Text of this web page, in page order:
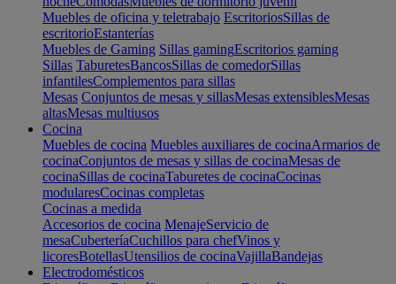
Muebles de oficina y teletrabajo EscritoriosSillas de
escritorioEstanterías
Muebles de Gaming Sillas gamingEscritorios gaming
Sillas TaburetesBancosSillas de comedorSillas
infantilesComplementos para sillas
Mesas Conjuntos de mesas y sillasMesas extensiblesMesas
altasMesas multiusos
Cocina
Muebles de cocina Muebles auxiliares de cocinaArmarios de
cocinaConjuntos de mesas y sillas de cocinaMesas de
cocinaSillas de cocinaTaburetes de cocinaCocinas
modularesCocinas completas
Cocinas a medida
Accesorios de cocina MenajeServicio de
mesaCuberteríaCuchillos para chefVinos y
licoresBotellasUtensilios de cocinaVajillaBandejas
Electrodomésticos